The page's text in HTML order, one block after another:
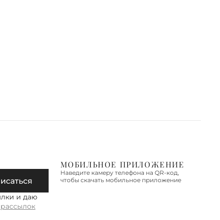
и даю
МОБИЛЬНОЕ ПРИЛОЖЕНИЕ
Наведите камеру телефона на QR-код,
чтобы скачать мобильное приложение